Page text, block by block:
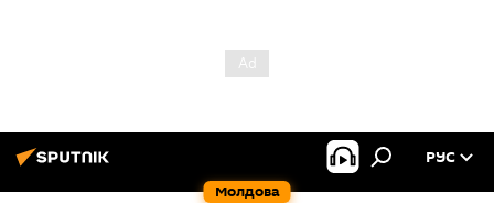
Молдова
РУС